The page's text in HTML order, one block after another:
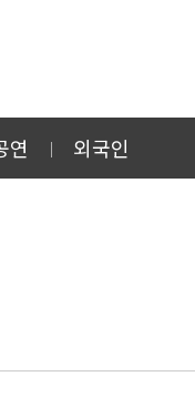
연 외국인